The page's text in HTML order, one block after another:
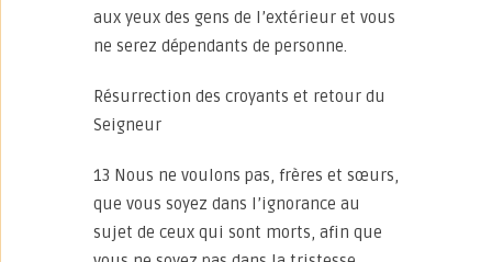
aux yeux des gens de l’extérieur et vous
ne serez dépendants de personne.
Résurrection des croyants et retour du
Seigneur
13 Nous ne voulons pas, frères et sœurs,
que vous soyez dans l’ignorance au
sujet de ceux qui sont morts, afin que